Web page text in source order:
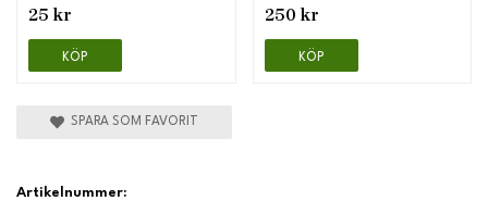
25 kr
KÖP
250 kr
KÖP
SPARA SOM FAVORIT
Artikelnummer: